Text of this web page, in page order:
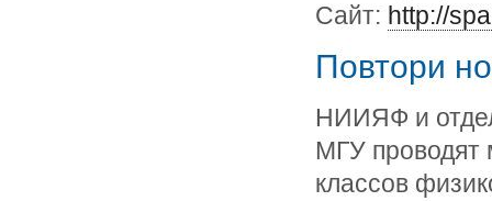
Сайт: http://
Повтори
НИИЯФ и
МГУ проводят
классов